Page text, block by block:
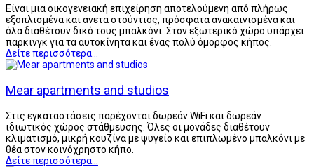
Είναι μια οικογενειακή επιχείρηση αποτελούμενη από πλήρως
εξοπλισμένα και άνετα στούντιος, πρόσφατα ανακαινισμένα και
όλα διαθέτουν δικό τους μπαλκόνι. Στον εξωτερικό χώρο υπάρχει
παρκινγκ για τα αυτοκίνητα και ένας πολύ όμορφος κήπος.
Δείτε περισσότερα...
Mear apartments and studios
Στις εγκαταστάσεις παρέχονται δωρεάν WiFi και δωρεάν
ιδιωτικός χώρος στάθμευσης. Όλες οι μονάδες διαθέτουν
κλιματισμό, μικρή κουζίνα με ψυγείο και επιπλωμένο μπαλκόνι με
θέα στον κοινόχρηστο κήπο.
Δείτε περισσότερα...